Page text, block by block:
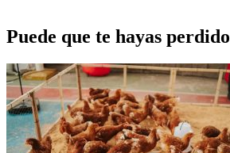
Puede que te hayas perdido